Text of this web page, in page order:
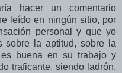
hacer un comentario
leído en ningún sitio, por
personal y que yo
sobre la aptitud, sobre la
buena en su trabajo y
traficante, siendo ladrón,